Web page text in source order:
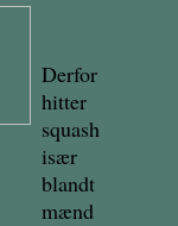
Derfor
hitter
squash
især
blandt
mænd